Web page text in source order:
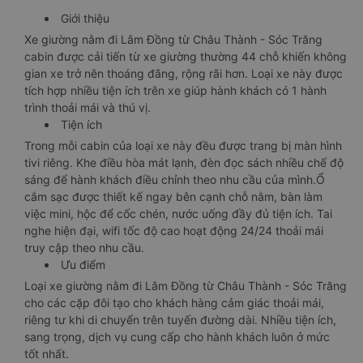
Giới thiệu
Xe giường nằm đi Lâm Đồng từ Châu Thành - Sóc Trăng
cabin được cải tiến từ xe giường thường 44 chỗ khiến không
gian xe trở nên thoáng đãng, rộng rãi hơn. Loại xe này được
tích hợp nhiều tiện ích trên xe giúp hành khách có 1 hành
trình thoải mái và thú vị.
Tiện ích
Trong mỗi cabin của loại xe này đều được trang bị màn hình
tivi riêng. Khe điều hòa mát lạnh, đèn đọc sách nhiều chế độ
sáng để hành khách điều chỉnh theo nhu cầu của mình.Ổ
cắm sạc được thiết kế ngay bên cạnh chỗ nằm, bàn làm
việc mini, hộc để cốc chén, nước uống đầy đủ tiện ích. Tai
nghe hiện đại, wifi tốc độ cao hoạt động 24/24 thoải mái
truy cập theo nhu cầu.
Ưu điểm
Loại xe giường nằm đi Lâm Đồng từ Châu Thành - Sóc Trăng
cho các cặp đôi tạo cho khách hàng cảm giác thoải mái,
riêng tư khi di chuyển trên tuyến đường dài. Nhiều tiện ích,
sang trọng, dịch vụ cung cấp cho hành khách luôn ở mức
tốt nhất.